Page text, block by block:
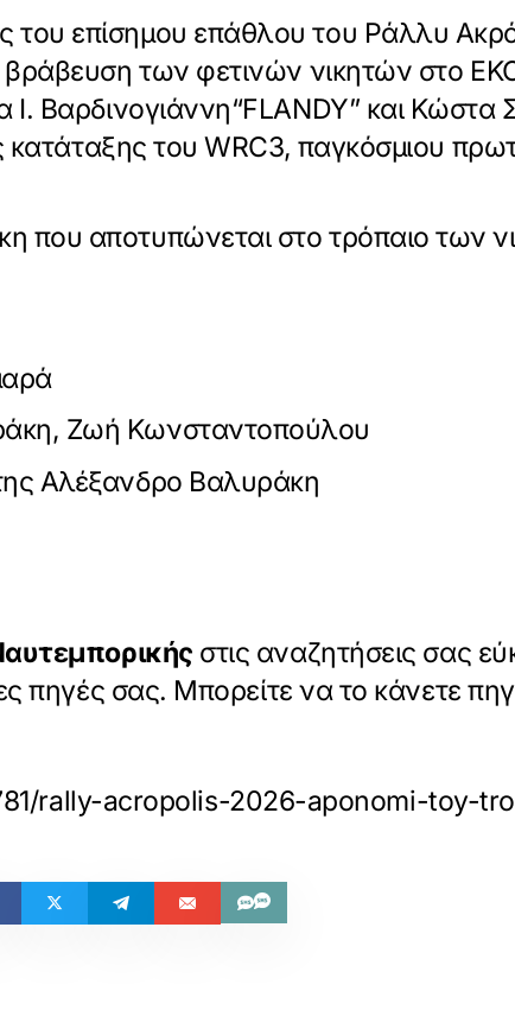
επίσημου επάθλου του Ράλλυ
βράβευση των φετινών νικητών στο
Βαρδινογιάννη“FLANDY” και Κώστα
του WRC3, παγκόσμιου
αποτυπώνεται στο τρόπαιο των
Ζωή Κωνσταντοπούλου
Αλέξανδρο Βαλυράκη
στις αναζητήσεις σας
πηγές σας. Μπορείτε να το κάνετε
rally-acropolis-2026-aponomi-toy-